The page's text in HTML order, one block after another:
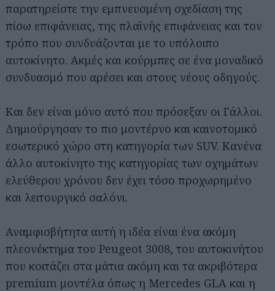
παρατηρείστε την εμπνευσμένη σχεδίαση της
πίσω επιφάνειας, της πλαϊνής επιφάνειας και τον
τρόπο που συνδυάζονται με το υπόλοιπο
αυτοκίνητο. Ακμές και κούρμπες σε ένα μοναδικό
συνδυασμό που αρέσει και στους νέους οδηγούς.
Και δεν είναι μόνο αυτό που πρόσεξαν οι Γάλλοι.
Δημιούργησαν το πιο μοντέρνο και καινοτομικό
εσωτερικό χώρο στη κατηγορία των SUV. Κανένα
άλλο αυτοκίνητο της κατηγορίας των οχημάτων
ελεύθερου χρόνου δεν έχει τόσο προχωρημένο
και λειτουργικό σαλόνι.
Αναμφισβήτητα αυτή η ιδέα είναι ένα ακόμη
πλεονέκτημα του Peugeot 3008, του αυτοκινήτου
που κοιτάζει στα μάτια ακόμη και τα ακριβότερα
premium μοντέλα όπως η Mercedes GLA και η